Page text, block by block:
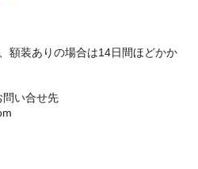
装ありの場合は14日間ほどかか
問い合せ先